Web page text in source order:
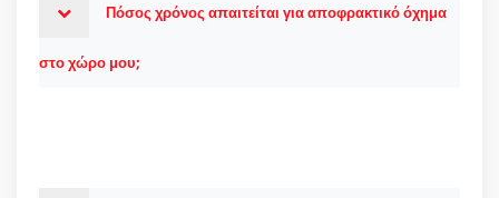
Πόσος χρόνος απαιτείται για αποφρακτικό όχημα
στο χώρο μου;